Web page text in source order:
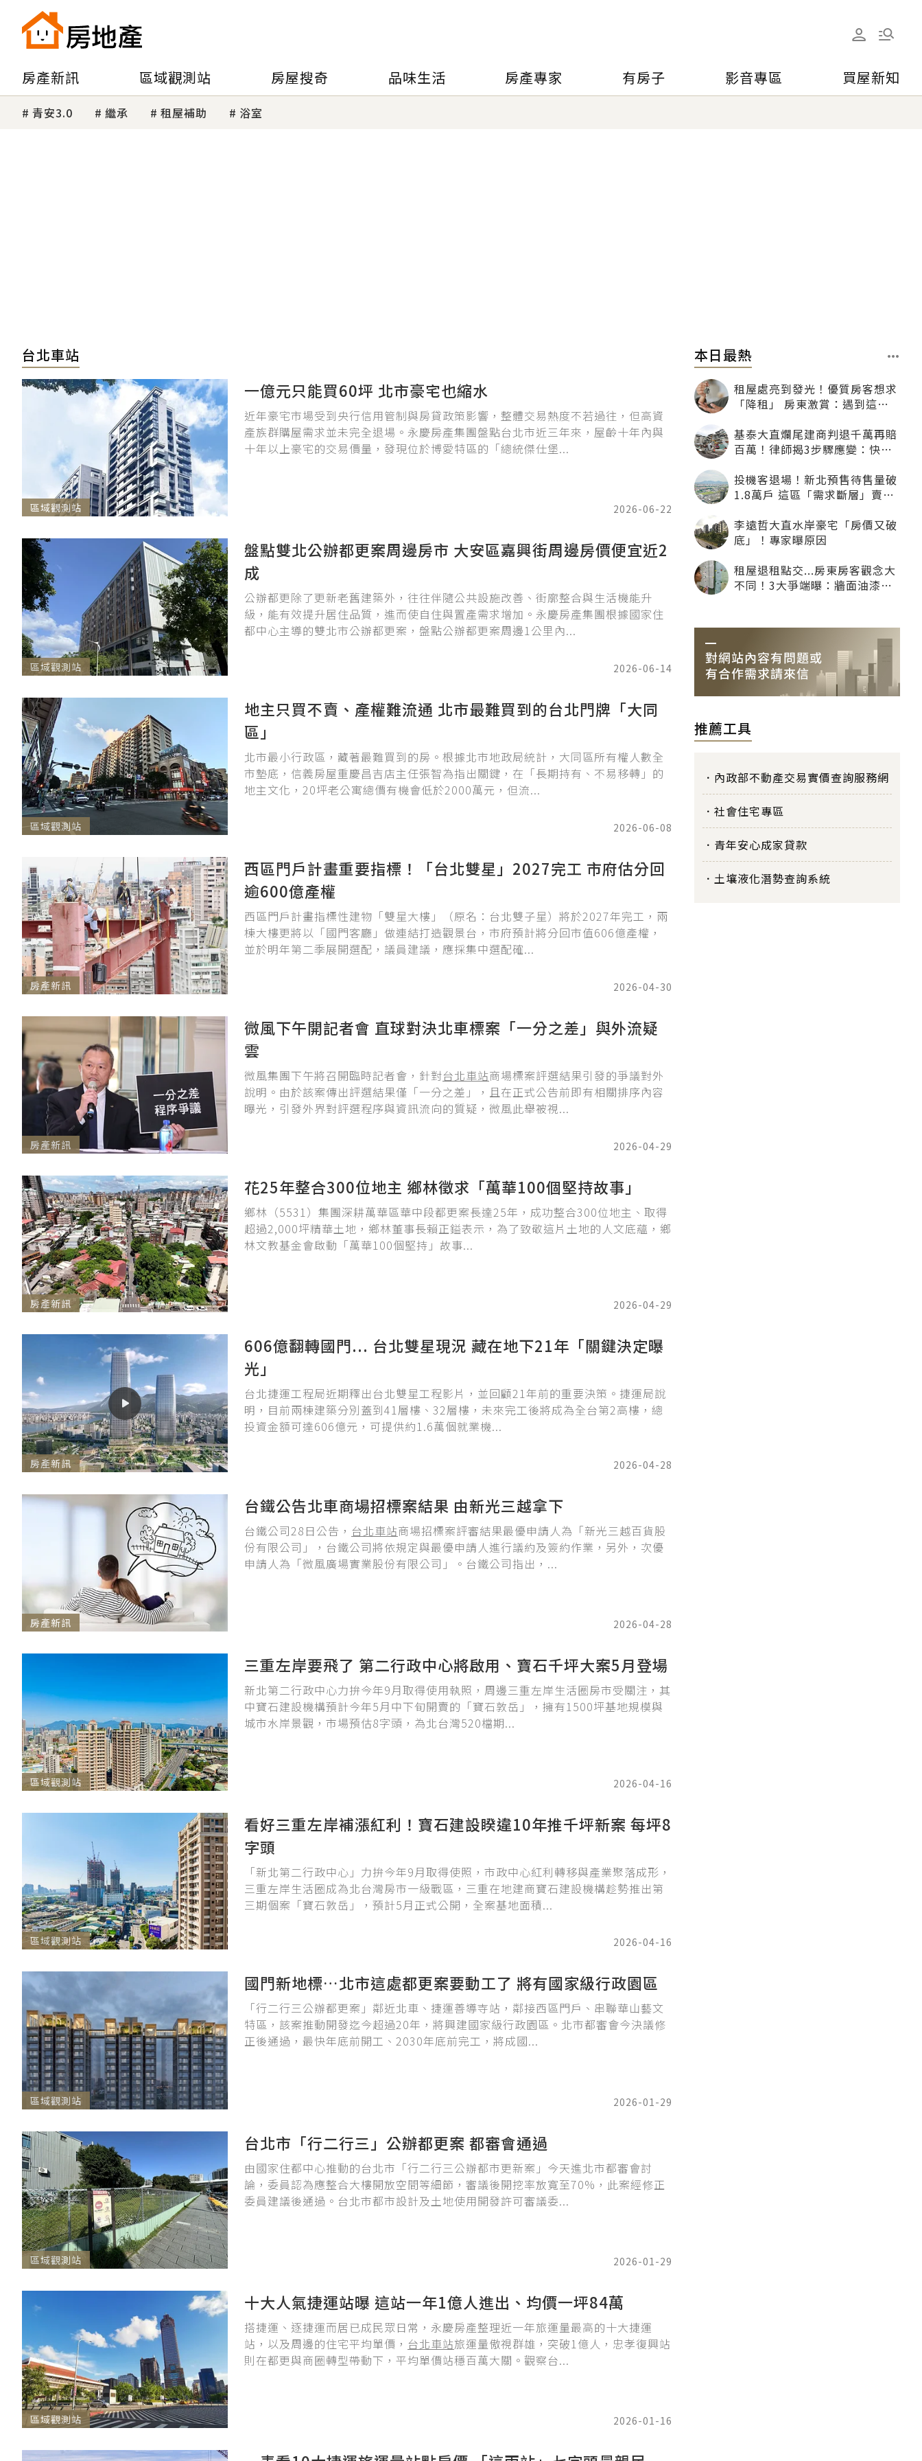
房產新訊 區域觀測站 房屋搜奇 品味生活 房產專家 有房子 影音專區 買屋新知
青安3.0 繼承 租屋補助 浴室
台北車站
區域觀測站
一億元只能買60坪 北市豪宅也縮水
近年豪宅市場受到央行信用管制與房貸政策影響，整體交易熱度不若過往，但高資
產族群購屋需求並未完全退場。永慶房產集團盤點台北市近三年來，屋齡十年內與
十年以上豪宅的交易價量，發現位於博愛特區的「總統傑仕堡...
2026-06-22
區域觀測站
盤點雙北公辦都更案周邊房市 大安區嘉興街周邊房價便宜近2
成
公辦都更除了更新老舊建築外，往往伴隨公共設施改善、街廓整合與生活機能升
級，能有效提升居住品質，進而使自住與置產需求增加。永慶房產集團根據國家住
都中心主導的雙北市公辦都更案，盤點公辦都更案周邊1公里內...
2026-06-14
區域觀測站
地主只買不賣、產權難流通 北市最難買到的台北門牌「大同
區」
北市最小行政區，藏著最難買到的房。根據北市地政局統計，大同區所有權人數全
市墊底，信義房屋重慶昌吉店主任張智為指出關鍵，在「長期持有、不易移轉」的
地主文化，20坪老公寓總價有機會低於2000萬元，但流...
2026-06-08
房產新訊
西區門戶計畫重要指標！「台北雙星」2027完工 市府估分回
逾600億產權
西區門戶計畫指標性建物「雙星大樓」（原名：台北雙子星）將於2027年完工，兩
棟大樓更將以「國門客廳」做連結打造觀景台，市府預計將分回市值606億產權，
並於明年第二季展開選配，議員建議，應採集中選配確...
2026-04-30
房產新訊
微風下午開記者會 直球對決北車標案「一分之差」與外流疑
雲
微風集團下午將召開臨時記者會，針對台北車站商場標案評選結果引發的爭議對外
說明。由於該案傳出評選結果僅「一分之差」，且在正式公告前即有相關排序內容
曝光，引發外界對評選程序與資訊流向的質疑，微風此舉被視...
2026-04-29
房產新訊
花25年整合300位地主 鄉林徵求「萬華100個堅持故事」
鄉林（5531）集團深耕萬華區華中段都更案長達25年，成功整合300位地主、取得
超過2,000坪精華土地，鄉林董事長賴正鎰表示，為了致敬這片土地的人文底蘊，鄉
林文教基金會啟動「萬華100個堅持」故事...
2026-04-29
房產新訊
606億翻轉國門... 台北雙星現況 藏在地下21年「關鍵決定曝
光」
台北捷運工程局近期釋出台北雙星工程影片，並回顧21年前的重要決策。捷運局說
明，目前兩棟建築分別蓋到41層樓、32層樓，未來完工後將成為全台第2高樓，總
投資金額可達606億元，可提供約1.6萬個就業機...
2026-04-28
房產新訊
台鐵公告北車商場招標案結果 由新光三越拿下
台鐵公司28日公告， 台北車站商場招標案評審結果最優申請人為「新光三越百貨股
份有限公司」，台鐵公司將依規定與最優申請人進行議約及簽約作業，另外，次優
申請人為「微風廣場實業股份有限公司」。台鐵公司指出，...
2026-04-28
區域觀測站
三重左岸要飛了 第二行政中心將啟用、寶石千坪大案5月登場
新北第二行政中心力拚今年9月取得使用執照，周邊三重左岸生活圈房市受關注，其
中寶石建設機構預計今年5月中下旬開賣的「寶石敦岳」，擁有1500坪基地規模與
城市水岸景觀，市場預估8字頭，為北台灣520檔期...
2026-04-16
區域觀測站
看好三重左岸補漲紅利！寶石建設睽違10年推千坪新案 每坪8
字頭
「新北第二行政中心」力拚今年9月取得使照，市政中心紅利轉移與產業聚落成形，
三重左岸生活圈成為北台灣房市一級戰區，三重在地建商寶石建設機構趁勢推出第
三期個案「寶石敦岳」，預計5月正式公開，全案基地面積...
2026-04-16
區域觀測站
國門新地標…北市這處都更案要動工了 將有國家級行政園區
「行二行三公辦都更案」鄰近北車、捷運善導寺站，鄰接西區門戶、串聯華山藝文
特區，該案推動開發迄今超過20年，將興建國家級行政園區。北市都審會今決議修
正後通過，最快年底前開工、2030年底前完工，將成國...
2026-01-29
區域觀測站
台北市「行二行三」公辦都更案 都審會通過
由國家住都中心推動的台北市「行二行三公辦都市更新案」今天進北市都審會討
論，委員認為應整合大樓開放空間等細節，審議後開挖率放寬至70%，此案經修正
委員建議後通過。台北市都市設計及土地使用開發許可審議委...
2026-01-29
區域觀測站
十大人氣捷運站曝 這站一年1億人進出、均價一坪84萬
搭捷運、逐捷運而居已成民眾日常，永慶房產整理近一年旅運量最高的十大捷運
站，以及周邊的住宅平均單價， 台北車站旅運量傲視群雄，突破1億人，忠孝復興站
則在都更與商圈轉型帶動下，平均單價站穩百萬大關。觀察台...
2026-01-16
本日最熱
租屋處亮到發光！優質房客想求
「降租」 房東激賞：遇到這種
基泰大直爛尾建商判退千萬再賠
百萬！律師揭3步驟應變：快通
投機客退場！新北預售待售量破
1.8萬戶 這區「需求斷層」賣壓
李遠哲大直水岸豪宅「房價又破
底」！專家曝原因
租屋退租點交...房東房客觀念大
不同！3大爭端曝：牆面油漆、
推薦工具
內政部不動產交易實價查詢服務網
社會住宅專區
青年安心成家貸款
土壤液化潛勢查詢系統